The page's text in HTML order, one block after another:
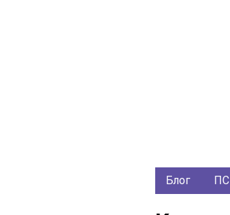
Блог